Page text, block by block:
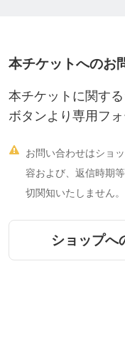
本チケットへのお
本チケットに関す
ボタンより専用フ

お問い合わせはショ
容および、返信時期
切関知いたしません。
ショップへ